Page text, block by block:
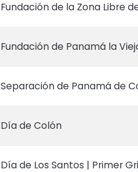
Fundación de la Zona Libre
Fundación de Panamá la
Separación de Panamá de
Día de Colón
Día de Los Santos | Primer